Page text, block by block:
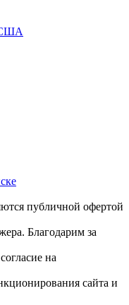
США
публичной офертой
Благодарим за
на
сайта и